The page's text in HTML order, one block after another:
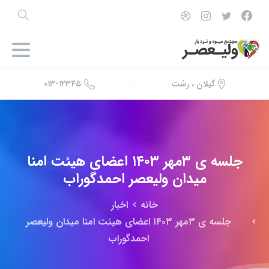
گیلان ، رشت ۰۱۳-۱۲۳۴۵
جلسه ی ۳مهر ۱۴۰۳ اعضای هیئت امنا
میدان ولیعصر احمدگوراب
خانه
اخبار
جلسه ی ۳مهر ۱۴۰۳ اعضای هیئت امنا میدان ولیعصر
احمدگوراب